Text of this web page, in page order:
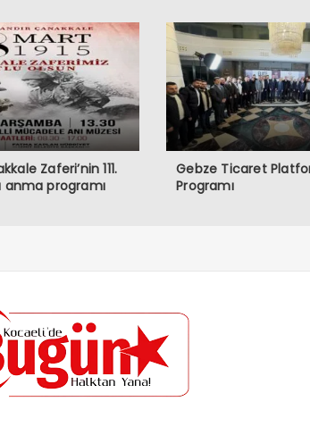
Zaferi’nin 111.
anma programı
Gebze Ticaret
Programı